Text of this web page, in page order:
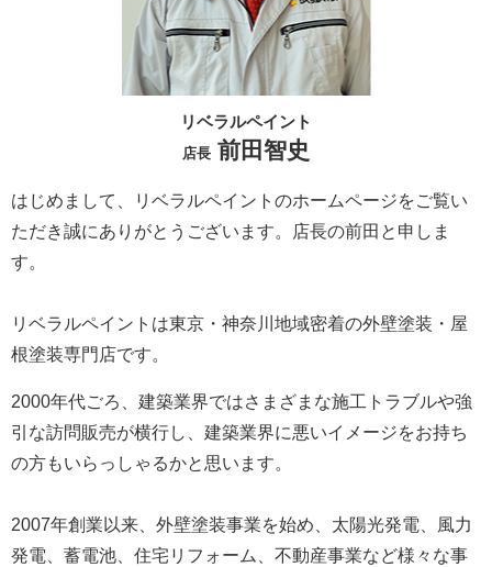
リベラルペイント
店長 前田智史
はじめまして、リベラルペイントのホームページをご覧い
ただき誠にありがとうございます。
店長の前田と申しま
す。
リベラルペイントは東京・神奈川地域密着の外壁塗装・屋
根塗装専門店です。
2000年代ごろ、建築業界ではさまざまな施工トラブルや強
引な訪問販売が横行し、建築業界に悪いイメージをお持ち
の方もいらっしゃるかと思います。
2007年創業以来、外壁塗装事業を始め、太陽光発電、風力
発電、蓄電池、住宅リフォーム、不動産事業など様々な事